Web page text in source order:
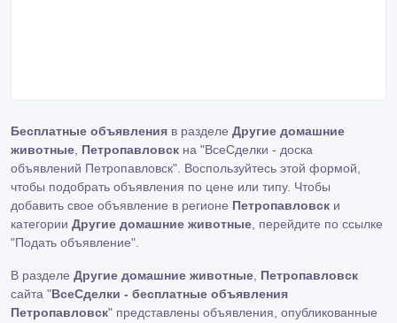
Бесплатные объявления в разделе Другие домашние
животные Петропавловск на "ВсеСделки - доска
объявлений Петропавловск". Воспользуйтесь этой формой,
чтобы подобрать объявления по цене или типу. Чтобы
добавить свое объявление в регионе Петропавловск и
категории Другие домашние животные , перейдите по ссылке
"Подать объявление"
В разделе Другие домашние животные Петропавловск
сайта "ВсеСделки - бесплатные объявления
Петропавловск" представлены объявления, опубликованные